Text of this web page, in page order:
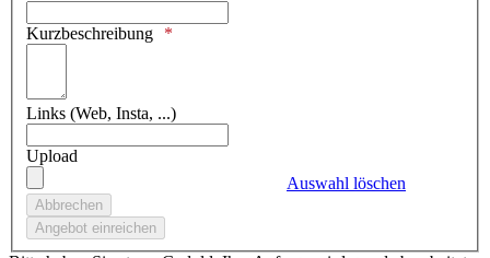
Kurzbeschreibung
Links (Web, Insta, ...)
Upload
Auswahl löschen